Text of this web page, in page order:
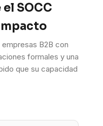
SOCC
B2B con
formales y una
que su capacidad